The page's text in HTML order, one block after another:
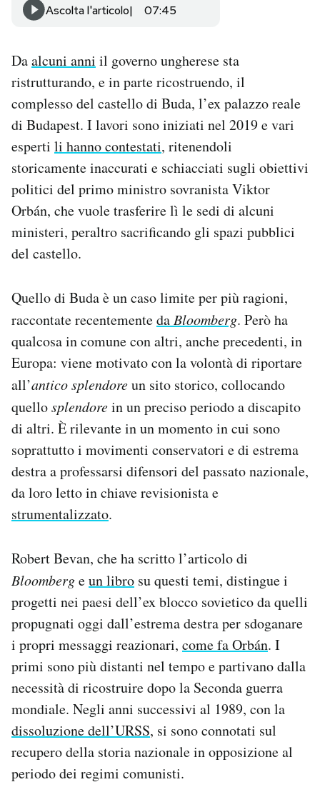
SHOP
CALENDARIO
AREA PERSONALE
Area Personale
Newsletter
Notifiche mobile
Regala il Post
Hai bisogno di aiuto?
Esci
Ascolta l'articolo 07:45
Daalcuni anni il governo ungherese sta
ristrutturando, e in parte ricostruendo, il
complesso del castello di Buda, l’ex palazzo reale
di Budapest. I lavori sono iniziati nel 2019 e vari
esperti li hanno contestati, ritenendoli
storicamente inaccurati e schiacciati sugli obiettivi
politici del primo ministro sovranista Viktor
Orbán, che vuole trasferire lì le sedi di alcuni
ministeri, peraltro sacrificando gli spazi pubblici
del castello.
Quello di Buda è un caso limite per più ragioni,
raccontate recentementedaBloomberg. Però ha
qualcosa in comune con altri, anche precedenti, in
Europa: viene motivato con la volontà di riportare
all’antico splendoreun sito storico, collocando
quellosplendorein un preciso periodo a discapito
di altri. È rilevante in un momento in cui sono
soprattutto i movimenti conservatori e di estrema
destra a professarsi difensori del passato nazionale,
da loro letto in chiave revisionista e
strumentalizzato.
Robert Bevan, che ha scritto l’articolo di
Bloombergeun libro su questi temi, distingue i
progetti nei paesi dell’ex blocco sovietico da quelli
propugnati oggi dall’estrema destra per sdoganare
i propri messaggi reazionari, come fa Orbán. I
primi sono più distanti nel tempo e partivano dalla
necessità di ricostruire dopo la Seconda guerra
mondiale. Negli anni successivi al 1989, con la
dissoluzione dell’URSS, si sono connotati sul
recupero della storia nazionale in opposizione al
periodo dei regimi comunisti.